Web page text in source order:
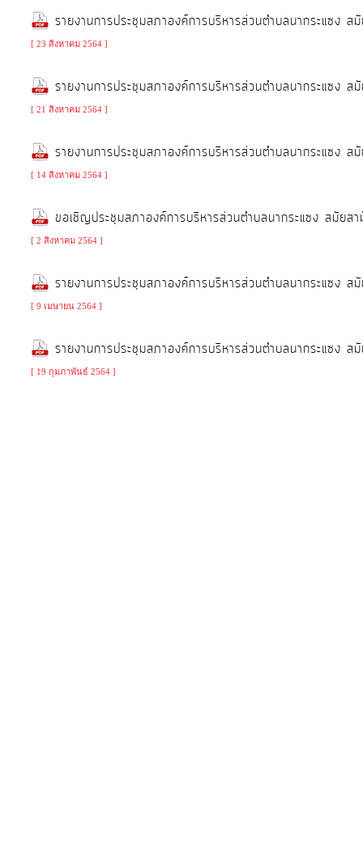
การ
การ
เพื่อ
การ
ทุจริต
มาตรการ
ภายใน
การ
ทุจริต
การ
ส่ง
รายงานการประชุมสภาองค์การบริหารส่วนตำบลนากระแ
[ 23 สิงหาคม 2564 ]
รายงานการประชุมสภาองค์การบริหารส่วนตำบลนากระแ
[ 21 สิงหาคม 2564 ]
รายงานการประชุมสภาองค์การบริหารส่วนตำบลนากระแ
[ 14 สิงหาคม 2564 ]
ขอเชิญประชุมสภาองค์การบริหารส่วนตำบลนากระแซง ส
[ 2 สิงหาคม 2564 ]
รายงานการประชุมสภาองค์การบริหารส่วนตำบลนากระแ
[ 9 เมษายน 2564 ]
รายงานการประชุมสภาองค์การบริหารส่วนตำบลนากระแ
[ 19 กุมภาพันธ์ 2564 ]